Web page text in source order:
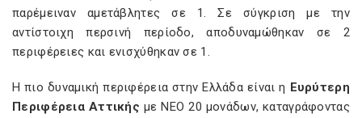
παρέμειναν αμετάβλητες σε 1. Σε σύγκριση με την
αντίστοιχη περσινή περίοδο, αποδυναμώθηκαν σε 2
περιφέρειες και ενισχύθηκαν σε 1.
Η πιο δυναμική περιφέρεια στην Ελλάδα είναι η Ευρύτερη
Περιφέρεια Αττικής με NEO 20 μονάδων, καταγράφοντας